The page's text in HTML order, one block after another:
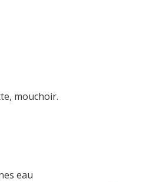
mouchoir.
eau